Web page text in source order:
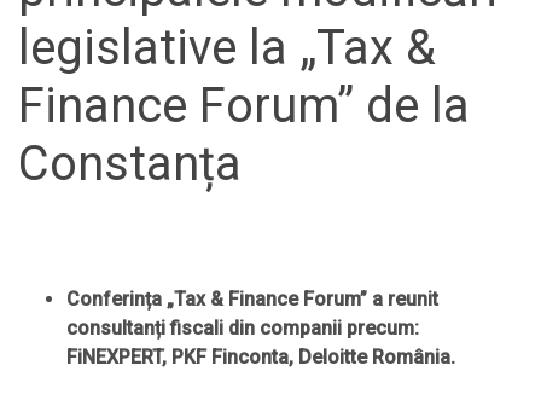
legislative la „Tax &
Finance Forum” de la
Constanța
Conferința „Tax & Finance Forum” a reunit
consultanți fiscali din companii precum:
FiNEXPERT, PKF Finconta, Deloitte România.